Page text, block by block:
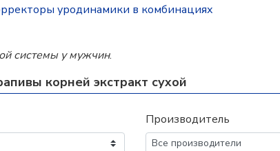
уродинамики в комбинациях
системы у мужчин.
корней экстракт сухой
Производитель